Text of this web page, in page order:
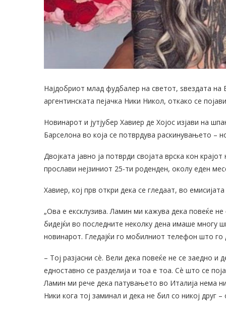
Најдобриот млад фудбалер на светот, ѕвездата
аргентинската пејачка Ники Никол, откако се
Новинарот и јутјубер Хавиер де Хојос изјави на
Барселона во која се потврдува раскинувањето –
Двојката јавно ја потврди својата врска кон
прослави нејзиниот 25-ти роденден, околу еден
Хавиер, кој прв откри дека се гледаат, во
„Ова е ексклузива. Ламин ми кажува дека повеќе
бидејќи во последните неколку дена имаше многу
новинарот. Гледајќи го мобилниот телефон што
– Тој разјасни сè. Вели дека повеќе не се заедно
едноставно се разделија и тоа е тоа. Сè што се
Ламин ми рече дека патувањето во Италија нема
Ники кога тој заминал и дека не бил со никој друг